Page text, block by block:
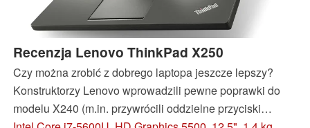
Recenzja Lenovo ThinkPad X250
Czy można zrobić z dobrego laptopa jeszcze lepszy?
Konstruktorzy Lenovo wprowadzili pewne poprawki do
modelu X240 (m.in. przywrócili oddzielne przyciski